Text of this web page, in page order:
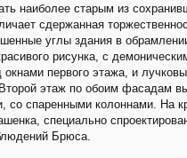
наиболее старым из
сдержанная
углы здания в
рисунка, с
окнами первого этажа, и
этаж по обоим фасадам
со спаренными колоннами. На
специально
Брюса.